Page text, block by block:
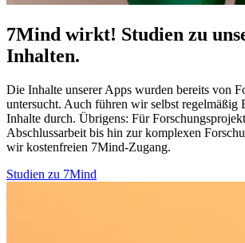
7Mind wirkt! Studien zu
Inhalten.
Die Inhalte unserer Apps wurden bereits von
untersucht. Auch führen wir selbst regelmäßig
Inhalte durch. Übrigens: Für
Abschlussarbeit bis hin zur komplexen
wir kostenfreien 7Mind-Zugang.
Studien zu 7Mind